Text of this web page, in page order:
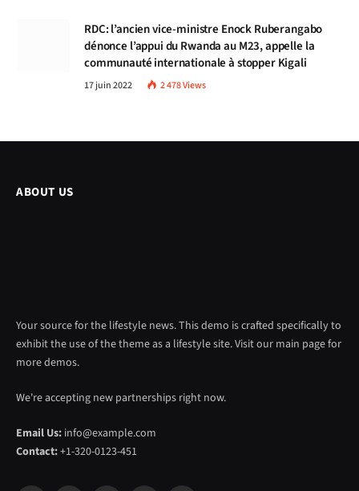
RDC: l’ancien vice-ministre Enock Ruberangabo
dénonce l’appui du Rwanda au M23, appelle la
communauté internationale à stopper Kigali
17 juin 2022 2 478Views
ABOUT US
Your source for the lifestyle news. This demo is crafted specifically to
exhibit the use of the theme as a lifestyle site. Visit our main page for
more demos.
We're accepting new partnerships right now.
Email Us: info@example.com
Contact:+1-320-0123-451